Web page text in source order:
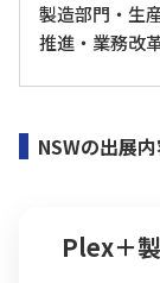
製造部門・生
推進・業務改
NSWの出展
Plex＋